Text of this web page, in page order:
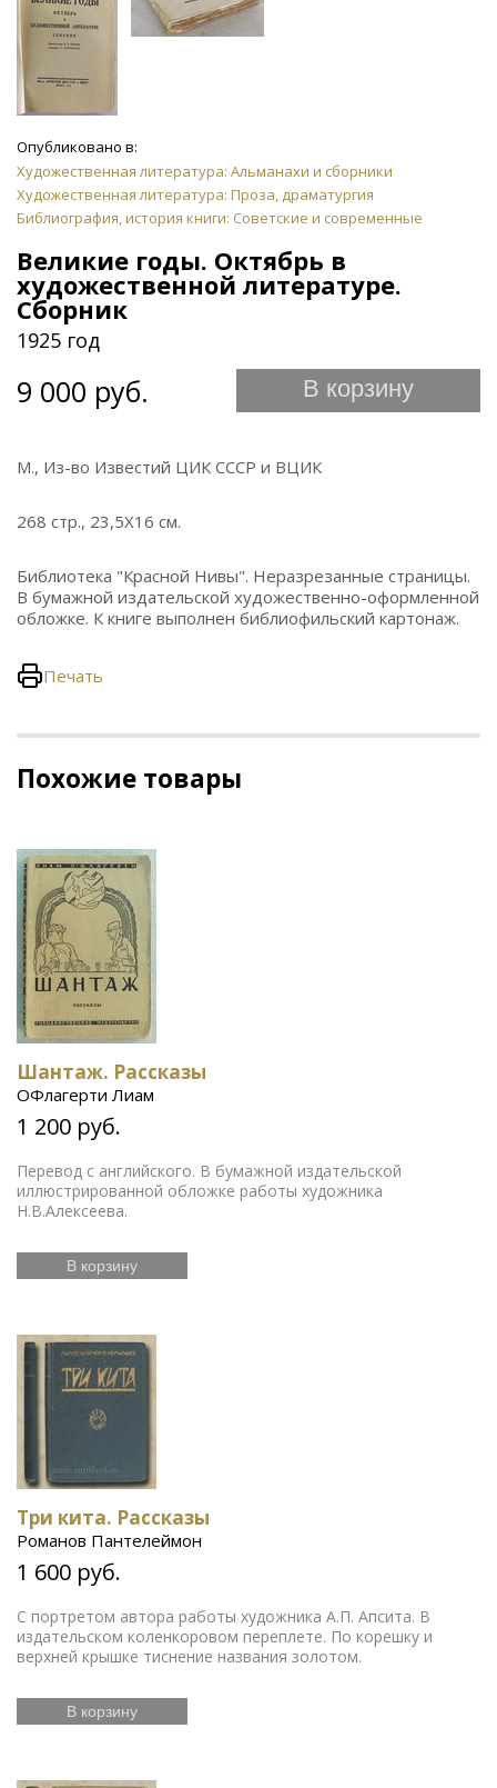
Опубликовано в:
Художественная литература: Альманахи и сборники
Художественная литература: Проза, драматургия
Библиография, история книги: Советские и современные
Великие годы. Октябрь в
художественной литературе.
Сборник
1925 год
9 000 руб. В корзину
М., Из-во Известий ЦИК СССР и ВЦИК
268 стр., 23,5Х16 см.
Библиотека "Красной Нивы". Неразрезанные страницы.
В бумажной издательской художественно-оформленной
обложке. К книге выполнен библиофильский картонаж.
Печать
Похожие товары
Шантаж. Рассказы
ОФлагерти Лиам
1 200 руб.
Перевод с английского. В бумажной издательской
иллюстрированной обложке работы художника
Н.В.Алексеева.
В корзину
Три кита. Рассказы
Романов Пантелеймон
1 600 руб.
С портретом автора работы художника А.П. Апсита. В
издательском коленкоровом переплете. По корешку и
верхней крышке тиснение названия золотом.
В корзину